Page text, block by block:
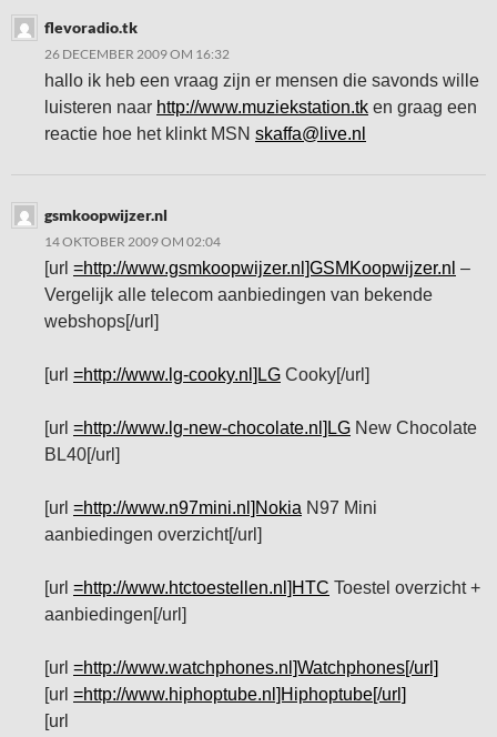
flevoradio.tk
26 DECEMBER 2009 OM 16:32
hallo ik heb een vraag zijn er mensen die savonds wille
luisteren naar http://www.muziekstation.tk en graag een
reactie hoe het klinkt MSN skaffa@live.nl
gsmkoopwijzer.nl
14 OKTOBER 2009 OM 02:04
[url =http://www.gsmkoopwijzer.nl]GSMKoopwijzer.nl –
Vergelijk alle telecom aanbiedingen van bekende
webshops[/url]
[url =http://www.lg-cooky.nl]LG Cooky[/url]
[url =http://www.lg-new-chocolate.nl]LG New Chocolate
BL40[/url]
[url =http://www.n97mini.nl]Nokia N97 Mini
aanbiedingen overzicht[/url]
[url =http://www.htctoestellen.nl]HTC Toestel overzicht +
aanbiedingen[/url]
[url =http://www.watchphones.nl]Watchphones[/url]
[url =http://www.hiphoptube.nl]Hiphoptube[/url]
[url